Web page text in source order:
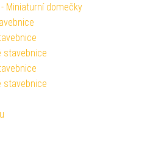
Miniaturní domečky
stavebnice
stavebnice